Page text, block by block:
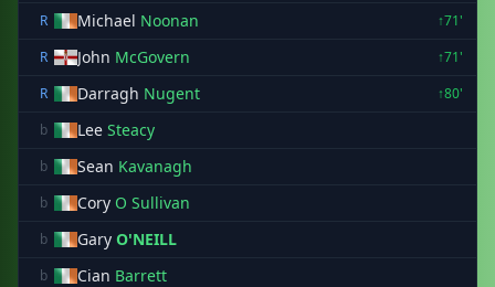
R Michael Noonan
↑71'
R
John McGovern
↑71'
R
Darragh Nugent
↑80'
b
Lee Steacy
b Sean Kavanagh
b Cory O Sullivan
b Gary O'NEILL
b Cian Barrett